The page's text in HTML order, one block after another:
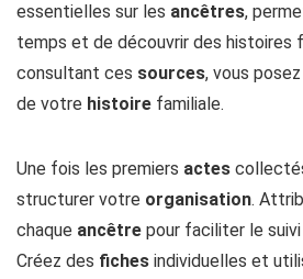
essentielles sur les ancêtres,
temps et de découvrir des histoires
consultant ces sources, vous
de votre histoire familiale.
Une fois les premiers actes
structurer votre organisation.
chaque ancêtre pour faciliter le
Créez des fiches individuelles et